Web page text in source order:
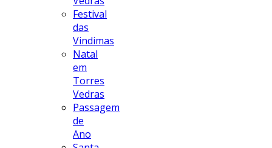
Festival
das
Vindimas
Natal
em
Torres
Vedras
Passagem
de
Ano